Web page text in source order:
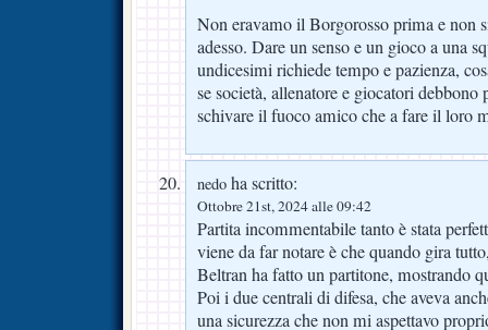
Non eravamo il Borgorosso prima e non
adesso. Dare un senso e un gioco a una
undicesimi richiede tempo e pazienza,
se società, allenatore e giocatori debbono
schivare il fuoco amico che a fare il loro
nedo ha scritto:
Ottobre 21st, 2024 alle 09:42
Partita incommentabile tanto è stata
viene da far notare è che quando gira
Beltran ha fatto un partitone, mostrando
Poi i due centrali di difesa, che aveva
una sicurezza che non mi aspettavo